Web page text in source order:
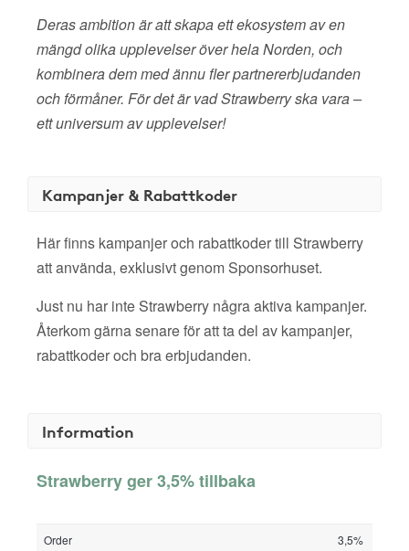
Deras ambition är att skapa ett ekosystem av en
mängd olika upplevelser över hela Norden, och
kombinera dem med ännu fler partnererbjudanden
och förmåner. För det är vad Strawberry ska vara –
ett universum av upplevelser!
Kampanjer & Rabattkoder
Här finns kampanjer och rabattkoder till Strawberry
att använda, exklusivt genom Sponsorhuset.
Just nu har inte Strawberry några aktiva kampanjer.
Återkom gärna senare för att ta del av kampanjer,
rabattkoder och bra erbjudanden.
Information
Strawberry ger 3,5% tillbaka
Order 3,5%